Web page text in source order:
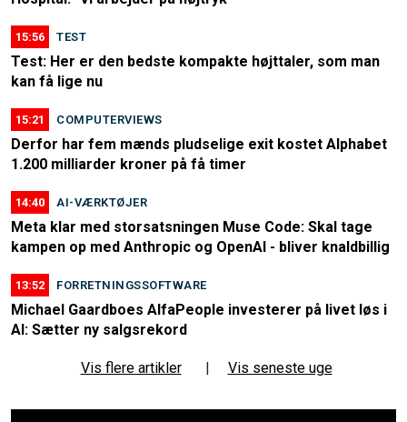
15:56 TEST
Test: Her er den bedste kompakte højttaler, som man
kan få lige nu
15:21 COMPUTERVIEWS
Derfor har fem mænds pludselige exit kostet Alphabet
1.200 milliarder kroner på få timer
14:40 AI-VÆRKTØJER
Meta klar med storsatsningen Muse Code: Skal tage
kampen op med Anthropic og OpenAI - bliver knaldbillig
13:52 FORRETNINGSSOFTWARE
Michael Gaardboes AlfaPeople investerer på livet løs i
AI: Sætter ny salgsrekord
Vis flere artikler | Vis seneste uge